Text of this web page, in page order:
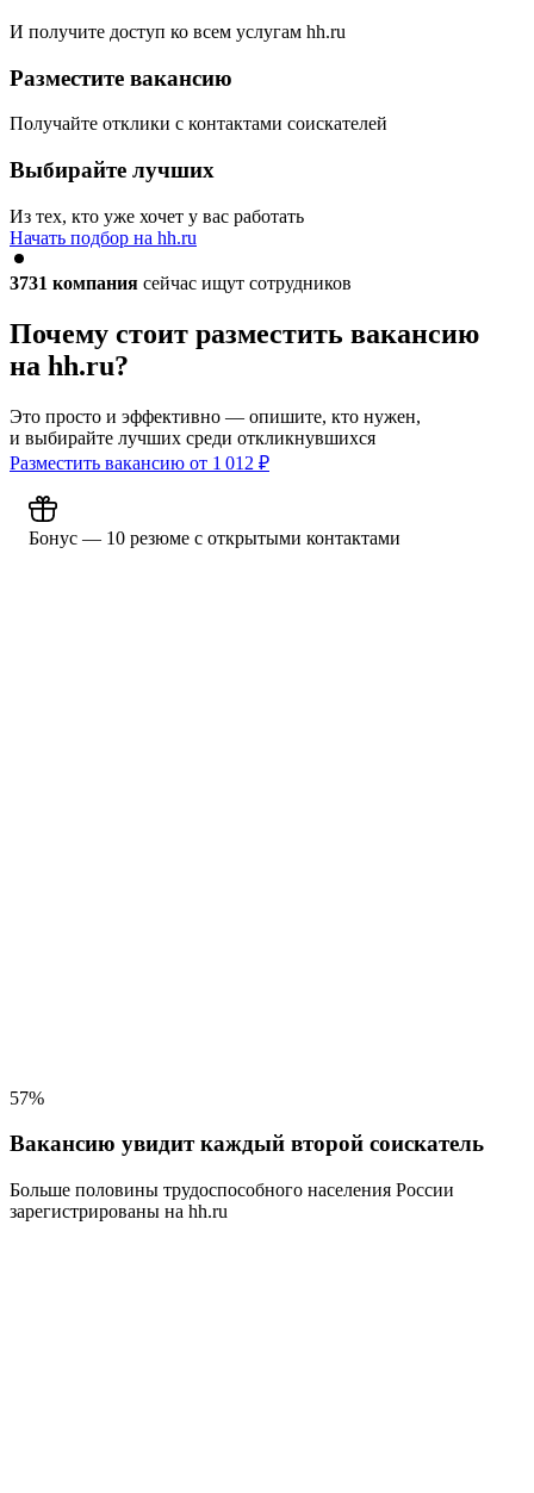
И получите доступ ко всем услугам hh.ru
Разместите вакансию
Получайте отклики с контактами соискателей
Выбирайте лучших
Из тех, кто уже хочет у вас работать
Начать подбор на hh.ru
3731 компания сейчас ищут сотрудников
Почему стоит разместить вакансию
на hh.ru?
Это просто и эффективно — опишите, кто нужен,
и выбирайте лучших среди откликнувшихся
Разместить вакансию от 1 012 ₽
Бонус — 10 резюме с открытыми контактами
57%
Вакансию увидит каждый второй соискатель
Больше половины трудоспособного населения России
зарегистрированы на hh.ru